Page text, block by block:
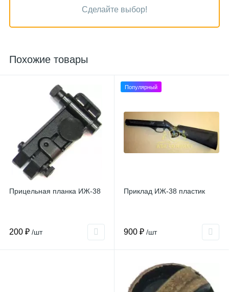
Сделайте выбор!
Похожие товары
Прицельная планка ИЖ-38
200 ₽ /шт
Популярный
Приклад ИЖ-38 пластик
900 ₽ /шт